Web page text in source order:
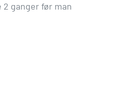
ganger før man